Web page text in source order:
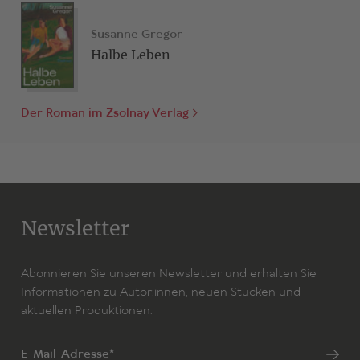
erschienen im Zsolnay Verlag.
Susanne Gregor
Halbe Leben
Der Roman im Zsolnay Verlag
Newsletter
Abonnieren Sie unseren Newsletter und erhalten Sie
Informationen zu Autor:innen, neuen Stücken und
aktuellen Produktionen.
E-Mail-Adresse*